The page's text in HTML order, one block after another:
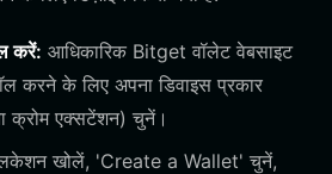
करें: आधिकारिक Bitget वॉलेट वेबसाइट
करने के लिए अपना डिवाइस प्रकार
क्रोम एक्सटेंशन) चुनें।
खोलें, 'Create a Wallet' चुनें,